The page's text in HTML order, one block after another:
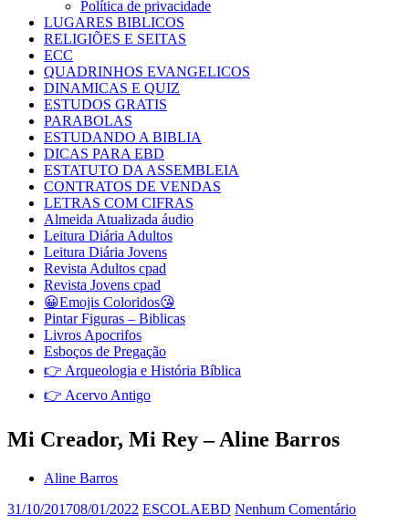
Política de privacidade
LUGARES BIBLICOS
RELIGIÕES E SEITAS
ECC
QUADRINHOS EVANGELICOS
DINAMICAS E QUIZ
ESTUDOS GRATIS
PARABOLAS
ESTUDANDO A BIBLIA
DICAS PARA EBD
ESTATUTO DA ASSEMBLEIA
CONTRATOS DE VENDAS
LETRAS COM CIFRAS
Almeida Atualizada áudio
Leitura Diária Adultos
Leitura Diária Jovens
Revista Adultos cpad
Revista Jovens cpad
😀Emojis Coloridos😘
Pintar Figuras – Biblicas
Livros Apocrifos
Esboços de Pregação
👉 Arqueologia e História Bíblica
👉 Acervo Antigo
Mi Creador, Mi Rey – Aline Barros
Aline Barros
31/10/201708/01/2022 ESCOLAEBD Nenhum Comentário